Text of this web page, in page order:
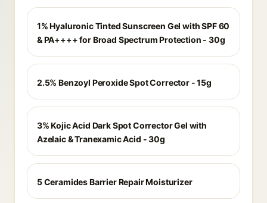
1% Hyaluronic Tinted Sunscreen Gel with SPF 60
& PA++++ for Broad Spectrum Protection - 30g
2.5% Benzoyl Peroxide Spot Corrector - 15g
3% Kojic Acid Dark Spot Corrector Gel with
Azelaic & Tranexamic Acid - 30g
5 Ceramides Barrier Repair Moisturizer